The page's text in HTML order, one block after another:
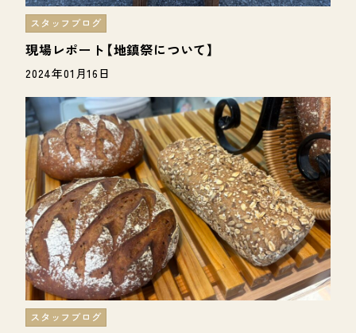
現場レポート【地鎮祭について】
スタッフブログ
2024年01月16日
スタッフブログ